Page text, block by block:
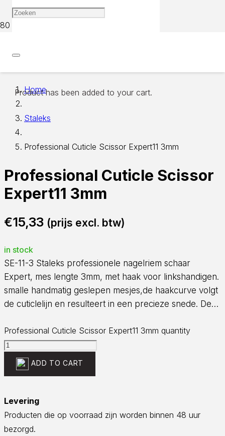
Producthas been added to your cart.
Home
Staleks
Professional Cuticle Scissor Expert11 3mm
Professional Cuticle Scissor
Expert11 3mm
€15,33 (prijs excl. btw)
in stock
SE-11-3 Staleks professionele nagelriem schaar
Expert, mes lengte 3mm, met haak voor linkshandigen.
smalle handmatig geslepen mesjes,de haakcurve volgt
de cuticlelijn en resulteert in een precieze snede. De…
Professional Cuticle Scissor Expert11 3mm quantity
ADD TO CART
Levering
Producten die op voorraad zijn worden binnen 48 uur
bezorgd.